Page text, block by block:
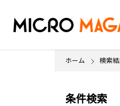
ホーム 検索
条件検索